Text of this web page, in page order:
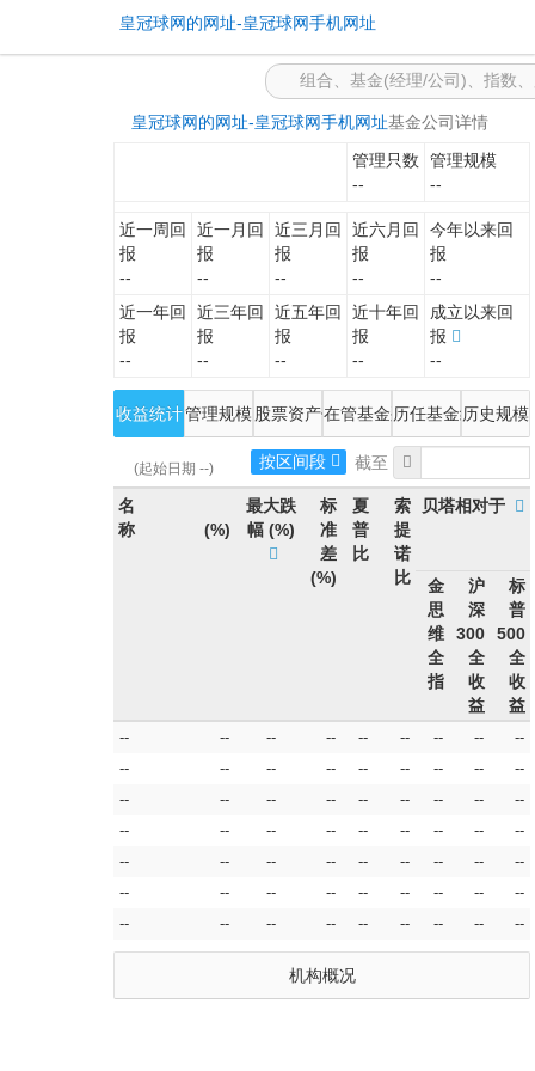
-皇冠球网的网址
皇冠球网的网址-皇冠球网手机网址
皇冠球网的网址-皇冠球网手机网址基金公司详情
管理只数
--
管理规模
--
近一周回
报
--
近一月回
报
--
近三月回
报
--
近六月回
报
--
今年以来回
报
--
近一年回
报
--
近三年回
报
--
近五年回
报
--
近十年回
报
--
成立以来回
报
--
收益统计管理规模 股票资产估值在管基金列表历任基金经理历史规模
(起始日期 --) 按区间段
名
称
(%)
最大跌
幅(%)
标
准
差
(%)
夏
普
比
索
提
诺
比
贝塔相对于
金
思
维
全
指
沪
深
300
全
收
益
标
普
500
全
收
益
-- -- -- -- -- -- -- --
--
--
-- -- -- -- -- -- --
--
--
-- -- -- -- -- -- --
--
--
-- -- -- -- -- -- --
--
--
-- -- -- -- -- -- --
--
--
-- -- -- -- -- -- --
--
--
-- -- -- -- -- -- -- --
机构概况